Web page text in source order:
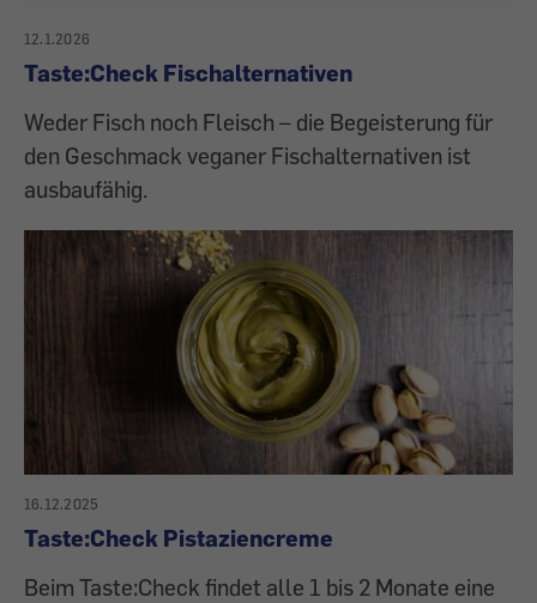
12.1.2026
Taste:Check Fischalternativen
Weder Fisch noch Fleisch – die Begeisterung für
den Geschmack veganer Fischalternativen ist
ausbaufähig.
16.12.2025
Taste:Check Pistaziencreme
Beim Taste:Check findet alle 1 bis 2 Monate eine